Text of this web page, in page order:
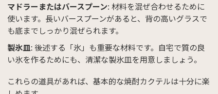
マドラーまたはバースプーン: 材料を混ぜ合わせるために
使います。長いバースプーンがあると、背の高いグラスで
も底までしっかり混ぜられます。
製氷皿: 後述する「氷」も重要な材料です。自宅で質の良
い氷を作るためにも、清潔な製氷皿を用意しましょう。
これらの道具があれば、基本的な焼酎カクテルは十分に楽